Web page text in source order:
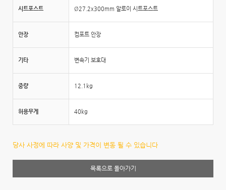
시트포스트 Ø27.2x300mm 알로이 시트포스트
안장 컴포트 안장
기타 변속기 보호대
중량 12.1kg
허용무게 40kg
당사 사정에 따라 사양 및 가격이 변동 될 수 있습니다
목록으로 돌아가기